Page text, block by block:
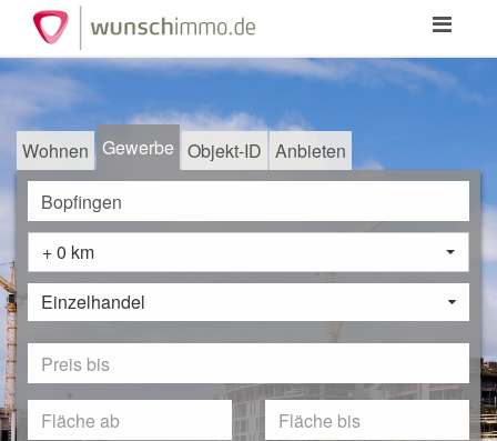
Toggle
Wohnen Gewerbe Objekt-ID Anbieten
+ 0 km
Einzelhandel